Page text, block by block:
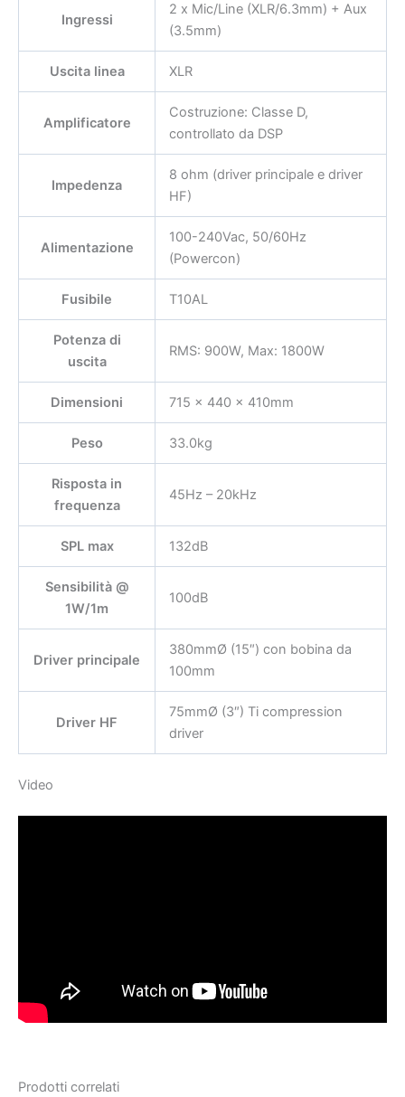
Ingressi
2 x Mic/Line (XLR/6.3mm) + Aux
(3.5mm)
Uscita linea XLR
Amplificatore
Costruzione: Classe D,
controllato da DSP
Impedenza
8 ohm (driver principale e driver
HF)
Alimentazione
100-240Vac, 50/60Hz
(Powercon)
Fusibile T10AL
Potenza di
uscita
RMS: 900W, Max: 1800W
Dimensioni 715 x 440 x 410mm
Peso 33.0kg
Risposta in
frequenza
45Hz – 20kHz
SPL max 132dB
Sensibilità @
1W/1m
100dB
Driver principale
380mmØ (15″) con bobina da
100mm
Driver HF
75mmØ (3″) Ti compression
driver
Video
Prodotti correlati